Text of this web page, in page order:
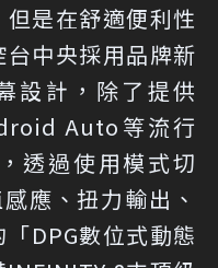
是在舒適便利性
台中央採用品牌新
設計，除了提供
Auto等流行
透過使用模式切
應、扭力輸出、
DPG數位式動態